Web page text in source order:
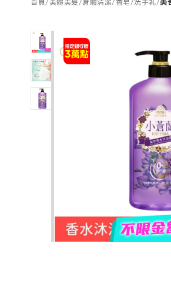
首頁/美體美髮/身體清潔/香皂/洗手乳/美